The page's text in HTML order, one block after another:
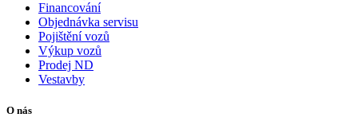
Financování
Objednávka servisu
Pojištění vozů
Výkup vozů
Prodej ND
Vestavby
O nás